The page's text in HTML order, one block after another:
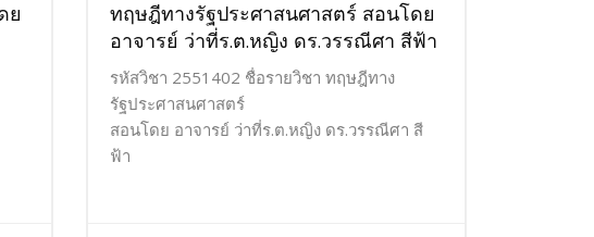
ย
ทฤษฎีทางรัฐประศาสนศาสตร์ สอนโดย
อาจารย์ ว่าที่ร.ต.หญิง ดร.วรรณีศา สีฟ้า
รหัสวิชา 2551402 ชื่อรายวิชา ทฤษฎีทาง
รัฐประศาสนศาสตร์
สอนโดย อาจารย์ ว่าที่ร.ต.หญิง ดร.วรรณีศา สี
ฟ้า